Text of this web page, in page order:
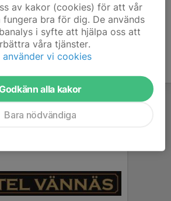
av kakor (cookies) för att vår
bra för dig. De används
i syfte att hjälpa oss att
våra tjänster.
använder vi cookies
alla kakor
Bara nödvändiga